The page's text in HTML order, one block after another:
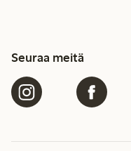
Seuraa meitä